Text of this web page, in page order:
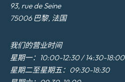
93, rue de Seine
75006 巴黎, 法国
我们的营业时间
星期一：10:00-12:30 / 14:30-18:00
星期二至星期五：09:30-18:30